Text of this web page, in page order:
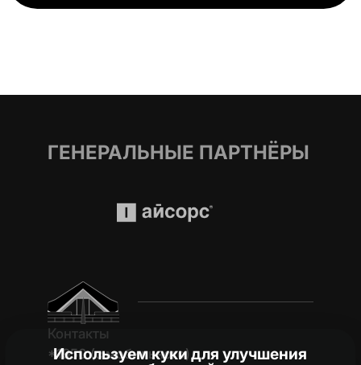
ГЕНЕРАЛЬНЫЕ ПАРТНЁРЫ
Контакты
*1950 (c мобильного)
Используем куки для улучшения